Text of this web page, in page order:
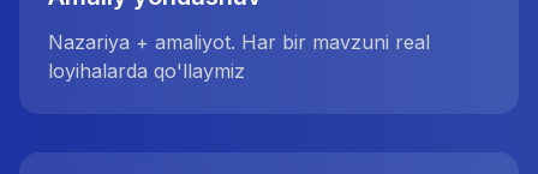
Nazariya + amaliyot. Har bir mavzuni real
loyihalarda qo'llaymiz